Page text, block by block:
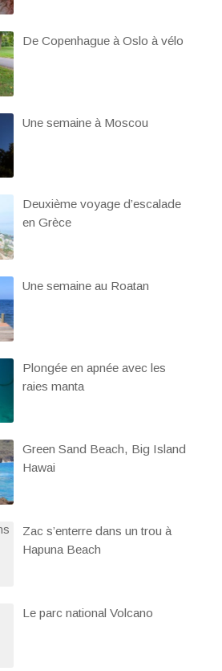
De Copenhague à Oslo à vélo
Une semaine à Moscou
Deuxième voyage d’escalade
en Grèce
Une semaine au Roatan
Plongée en apnée avec les
raies manta
Green Sand Beach, Big Island
Hawai
Zac s’enterre dans un trou à
Hapuna Beach
Le parc national Volcano